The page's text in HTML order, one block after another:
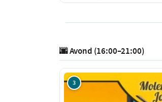
🌆 Avond (16:00–21:00)
3